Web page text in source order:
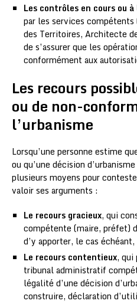
Les contrôles en cours ou
par les services
des Territoires, Architecte
de s’assurer que les
conformément aux
Les recours
ou de non-
l’urbanisme
Lorsqu’une personne estime
ou qu’une décision
plusieurs moyens pour
valoir ses arguments :
Le recours gracieux, qui
compétente (maire, préfet)
d’y apporter, le cas
Le recours contentieux, qui
tribunal administratif
légalité d’une décision
construire, déclaration